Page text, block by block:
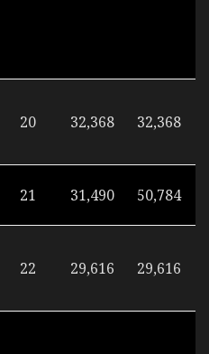
20 32,368 32,368
21 31,490 50,784
22 29,616 29,616